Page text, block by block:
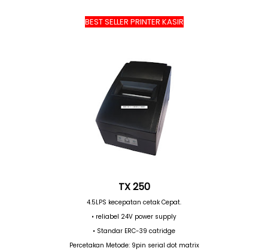
BEST SELLER PRINTER KASIR
TX 250
4.5LPS kecepatan cetak Cepat.
• reliabel 24V power supply
• Standar ERC-39 catridge
Percetakan Metode: 9pin serial dot matrix